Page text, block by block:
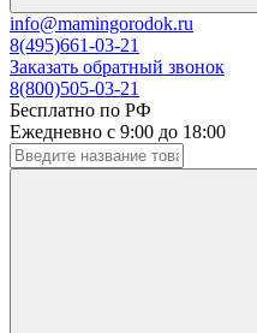
info@mamingorodok.ru
8(495)661-03-21
Заказать обратный звонок
8(800)505-03-21
Бесплатно по РФ
Ежедневно с 9:00 до 18:00